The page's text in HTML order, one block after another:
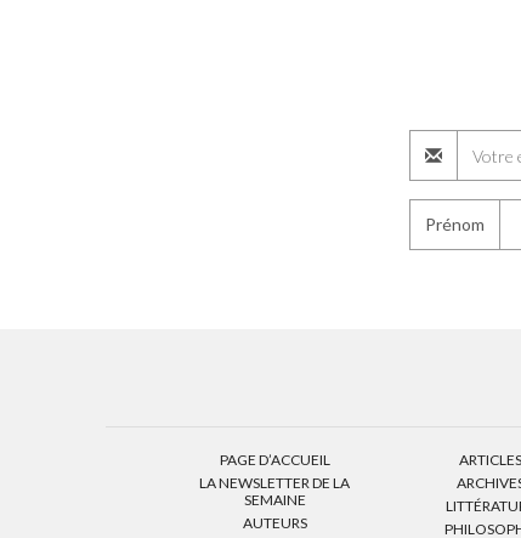
Prénom
PAGE D’ACCUEIL
LA NEWSLETTER DE LA
SEMAINE
AUTEURS
ARTICLES